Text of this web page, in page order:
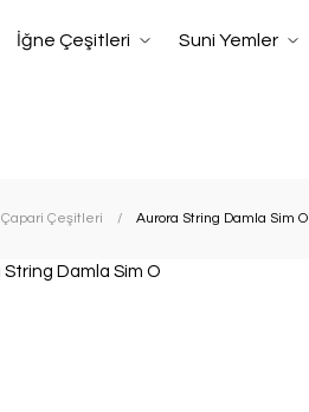
İğne Çeşitleri Suni Yemler
Çapari Çeşitleri Aurora String Damla Sim O